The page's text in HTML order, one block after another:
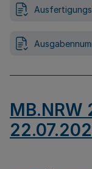
MB.NRW